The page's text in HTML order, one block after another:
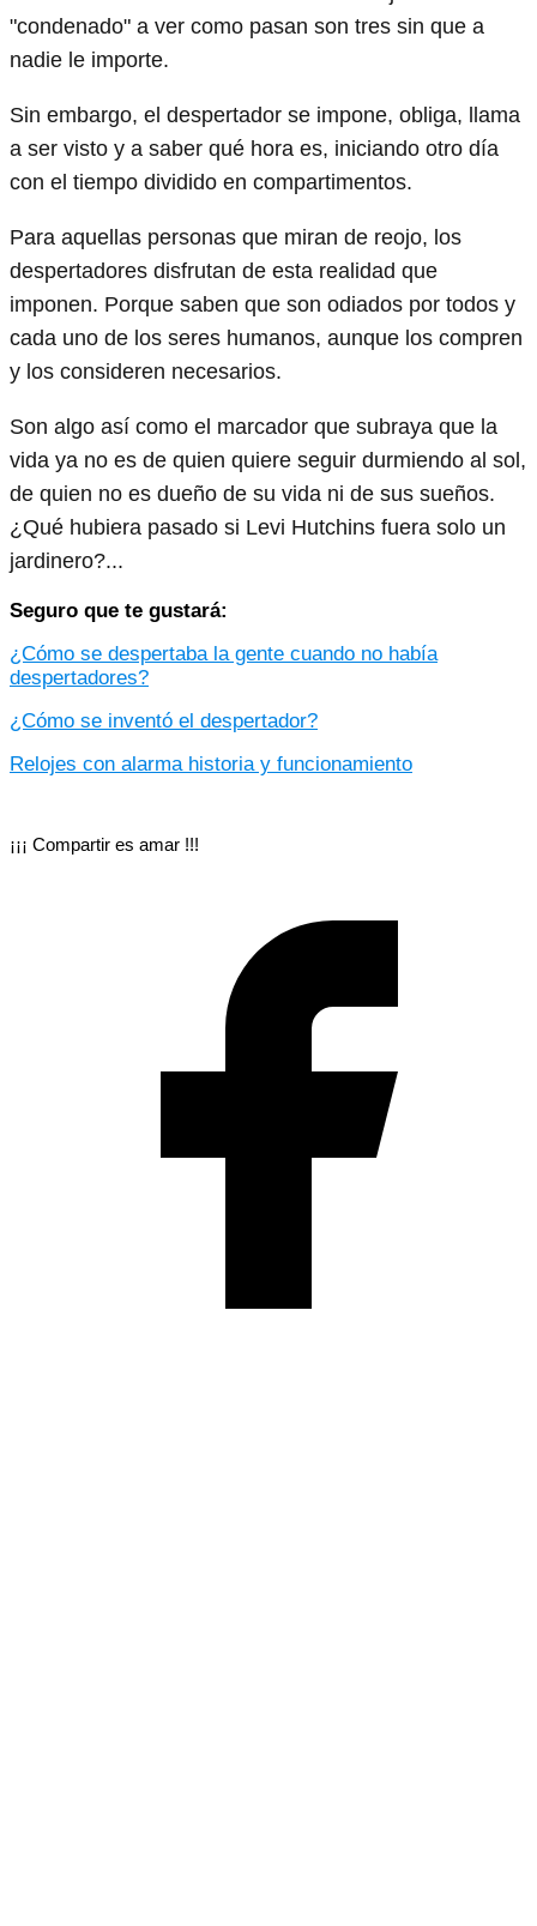
"condenado" a ver como pasan son tres sin que a
nadie le importe.
Sin embargo, el despertador se impone, obliga, llama
a ser visto y a saber qué hora es, iniciando otro día
con el tiempo dividido en compartimentos.
Para aquellas personas que miran de reojo, los
despertadores disfrutan de esta realidad que
imponen. Porque saben que son odiados por todos y
cada uno de los seres humanos, aunque los compren
y los consideren necesarios.
Son algo así como el marcador que subraya que la
vida ya no es de quien quiere seguir durmiendo al sol,
de quien no es dueño de su vida ni de sus sueños.
¿Qué hubiera pasado si Levi Hutchins fuera solo un
jardinero?...
Seguro que te gustará:
¿Cómo se despertaba la gente cuando no había
despertadores?
¿Cómo se inventó el despertador?
Relojes con alarma historia y funcionamiento
¡¡¡ Compartir es amar !!!